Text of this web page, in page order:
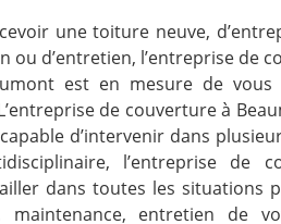
une toiture neuve,
ou d’entretien, l’entreprise de
est en mesure de
de couverture à
d’intervenir dans
l’entreprise de
dans toutes les situations
maintenance, entretien de